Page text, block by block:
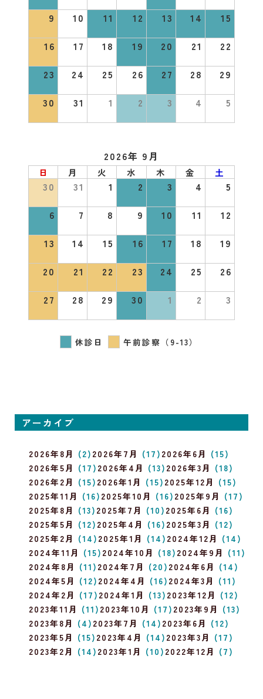
9
10 11 12 13 14
15
16
17 18 19 20 21
22
23
24 25 26 27 28
29
30
31 1 2 3 4 5
2026年 9月
日 月 火 水 木 金 土
30 31 1 2 3 4
5
6
7 8 9 10 11
12
13
14 15 16 17 18
19
20
21 22 23 24 25
26
27
28 29 30 1 2 3
休診日 午前診察（9-13）
アーカイブ
2026年8月 (2) 2026年7月 (17) 2026年6月 (15)
2026年5月 (17) 2026年4月 (13) 2026年3月 (18)
2026年2月 (15) 2026年1月 (15) 2025年12月 (15)
2025年11月 (16) 2025年10月 (16) 2025年9月 (17)
2025年8月 (13) 2025年7月 (10) 2025年6月 (16)
2025年5月 (12) 2025年4月 (16) 2025年3月 (12)
2025年2月 (14) 2025年1月 (14) 2024年12月 (14)
2024年11月 (15) 2024年10月 (18) 2024年9月 (11)
2024年8月 (11) 2024年7月 (20) 2024年6月 (14)
2024年5月 (12) 2024年4月 (16) 2024年3月 (11)
2024年2月 (17) 2024年1月 (13) 2023年12月 (12)
2023年11月 (11) 2023年10月 (17) 2023年9月 (13)
2023年8月 (4) 2023年7月 (14) 2023年6月 (12)
2023年5月 (15) 2023年4月 (14) 2023年3月 (17)
2023年2月 (14) 2023年1月 (10) 2022年12月 (7)